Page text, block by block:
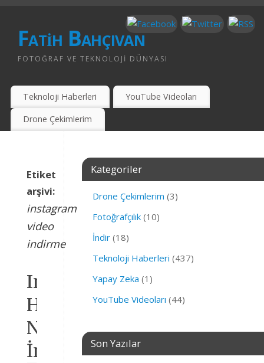
Fatih Bahçıvan
FOTOĞRAF VE TEKNOLOJI DÜNYASI
Teknoloji Haberleri YouTube Videoları
Drone Çekimlerim
Etiket
arşivi:
instagram
video
indirme
Instagram
Hikayelerini
Nasıl
İndirebilirim?
Kategoriler
Drone Çekimlerim (3)
Fotoğrafçılık (10)
İndir (18)
Teknoloji Haberleri (437)
Yapay Zeka (1)
YouTube Videoları (44)
Son Yazılar